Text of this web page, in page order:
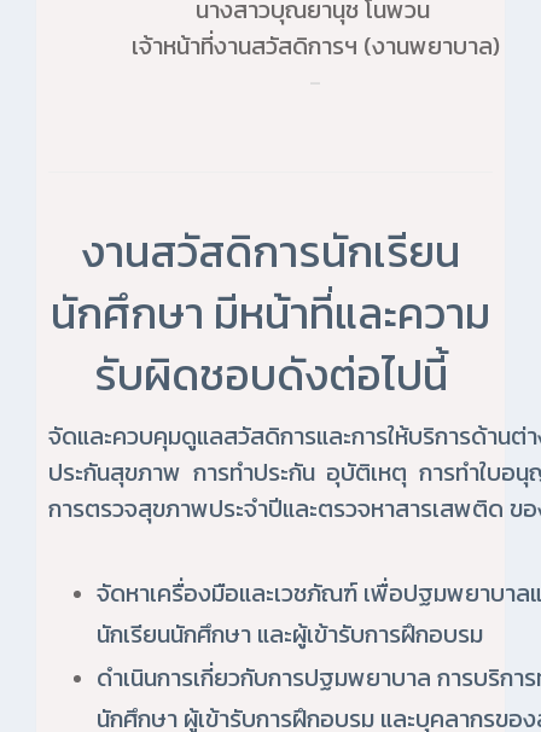
นางสาวบุณยานุช โนพวน
เจ้าหน้าที่งานสวัสดิการฯ (งานพยาบาล)
-
งานสวัสดิการนักเรียน
นักศึกษา มีหน้าที่และความ
รับผิดชอบดังต่อไปนี้
จัดและควบคุมดูแลสวัสดิการและการให้บริการด้า
ประกันสุขภาพ การทำประกัน อุบัติเหตุ การทำใบอ
การตรวจสุขภาพประจำปีและตรวจหาสารเสพติด ข
จัดหาเครื่องมือและเวชภัณฑ์ เพื่อปฐมพยาบาล
นักเรียนนักศึกษา และผู้เข้ารับการฝึกอบรม
ดำเนินการเกี่ยวกับการปฐมพยาบาล การบริกา
นักศึกษา ผู้เข้ารับการฝึกอบรม และบุคลากรขอ